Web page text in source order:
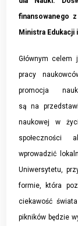
finansowanego
Ministra Edukacji
Głównym celem
pracy
promocja
są na
naukowej w
społeczności
wprowadzić
Uniwersytetu,
formie, która
ciekawość
pikników będzie